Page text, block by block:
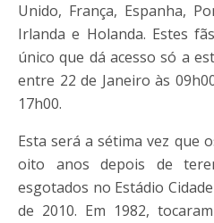
Unido, França, Espanha,
Irlanda e Holanda. Estes
único que dá acesso só a
entre 22 de Janeiro às
17h00.
Esta será a sétima vez que
oito anos depois de
esgotados no Estádio
de 2010. Em 1982,